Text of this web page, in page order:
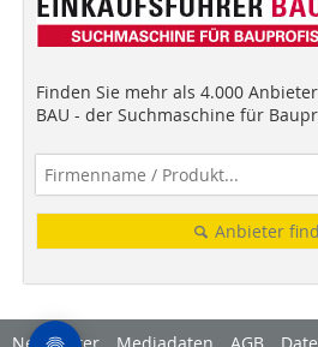
Finden Sie mehr als 4.000 Anbieter
BAU - der Suchmaschine für
Anbieter